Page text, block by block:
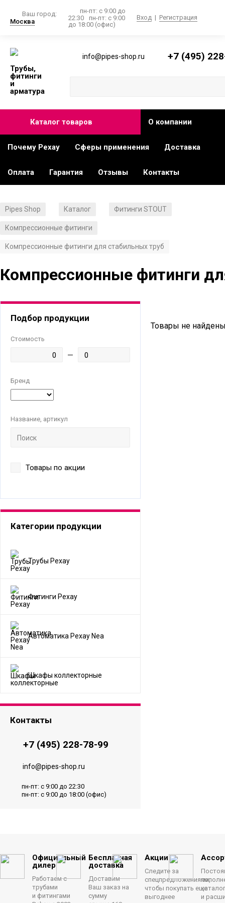
Ваш город:
Москва
пн-пт: с 9:00 до
22:30
пн-пт: с 9:00
до 18:00 (офис)
Вход | Регистрация
Трубы,
фитинги
и
арматура
info@pipes-shop.ru +7 (495)
Каталог товаров О компании
Почему Рехау Сферы применения Доставка
Оплата Гарантия Отзывы Контакты
Pipes Shop Каталог Фитинги STOUT
Компрессионные фитинги
Компрессионные фитинги для стабильных труб
Компрессионные фитинги
Подбор продукции
Стоимость
Бренд
Название, артикул
Товары по акции
Категории продукции
Трубы Рехау
Фитинги Рехау
Автоматика Рехау Nea
Шкафы коллекторные
Контакты
+7 (495) 228-78-99
info@pipes-shop.ru
пн-пт: с 9:00 до 22:30
пн-пт: с 9:00 до 18:00 (офис)
Товары не
Официальный
дилер
Работаем с
трубами
и фитингами
Бесплатная
доставка
Доставим
Ваш заказ на
сумму
Акции
Следите за
спецпредложениями,
чтобы покупать еще
выгоднее
и